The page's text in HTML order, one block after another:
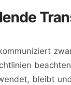
bleibt